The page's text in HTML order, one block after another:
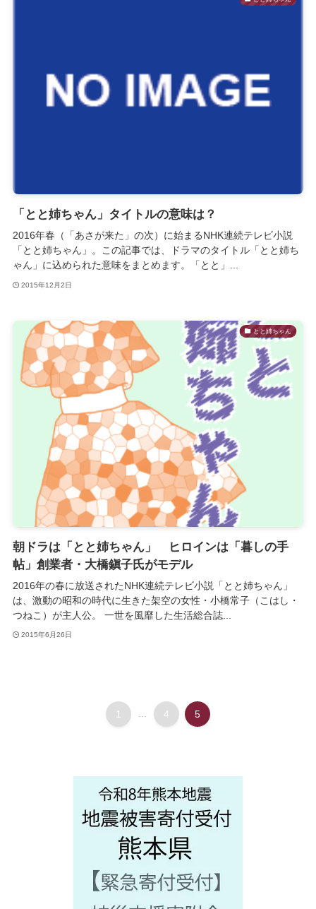
「とと姉ちゃん」タイトルの意味は？
2016年春（「あさが来た」の次）に始まるNHK連続テレビ小説
「とと姉ちゃん」。この記事では、ドラマのタイトル「とと姉ち
ゃん」に込められた意味をまとめます。「とと」...
2015年12月2日
とと姉ちゃん
朝ドラは「とと姉ちゃん」 ヒロインは「暮しの手
帖」創業者・大橋鎭子氏がモデル
2016年の春に放送されたNHK連続テレビ小説「とと姉ちゃん」
は、激動の昭和の時代に生きた架空の女性・小橋常子（こはし・
つねこ）が主人公。 一世を風靡した生活総合誌...
2015年6月26日
1 4 5